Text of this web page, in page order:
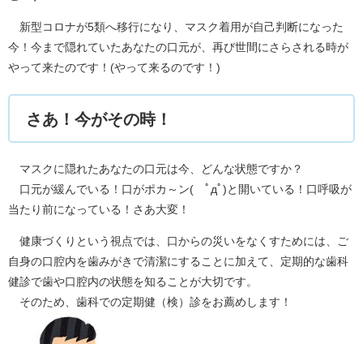
新型コロナが5類へ移行になり、マスク着用が自己判断になった
今！今まで隠れていたあなたの口元が、再び世間にさらされる時が
やって来たのです！(やって来るのです！)
さあ！今がその時！
マスクに隠れたあなたの口元は今、どんな状態ですか？
口元が緩んでいる！口がポカ～ン( ﾟдﾟ)と開いている！口呼吸が
当たり前になっている！さあ大変！
健康づくりという視点では、口からの災いをなくすためには、ご
自身の口腔内を歯みがきで清潔にすることに加えて、定期的な歯科
健診で歯や口腔内の状態を知ることが大切です。
そのため、歯科での定期健（検）診をお薦めします！